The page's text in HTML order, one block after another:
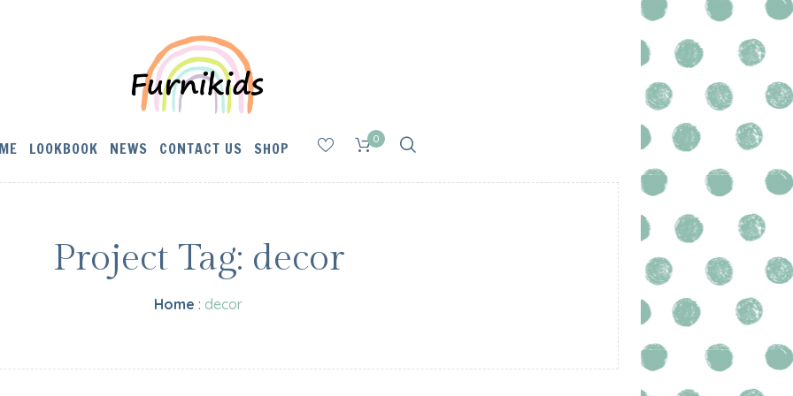
0
LOOKBOOK NEWS CONTACT US SHOP
Project Tag: decor
Home : decor